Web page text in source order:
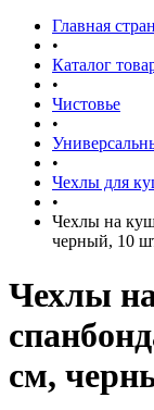
Главная
•
Каталог
•
Чистовье
•
•
Чехлы для
•
Чехлы на
черный, 10
Чехлы
см,